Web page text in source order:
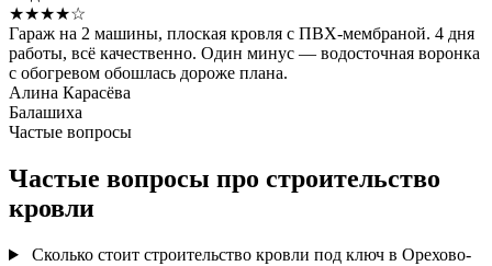
★★★★☆
Гараж на 2 машины, плоская кровля с ПВХ-мембраной. 4 дня
работы, всё качественно. Один минус — водосточная воронка
с обогревом обошлась дороже плана.
Алина Карасёва
Балашиха
Частые вопросы
Частые вопросы про строительство
кровли
Сколько стоит строительство кровли под ключ в Орехово-